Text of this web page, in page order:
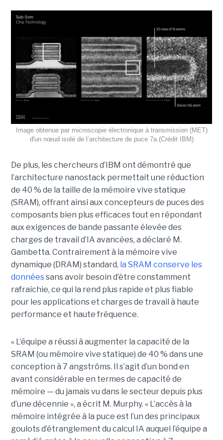
Image obtenue par microscopie électronique à transmission (MET)
d'un nœud isolé de l’architecture de puce 7a.(Crédit IBM)
De plus, les chercheurs d’IBM ont démontré que
l’architecture nanostack permettait une réduction
de 40 % de la taille de la mémoire vive statique
(SRAM), offrant ainsi aux concepteurs de puces des
composants bien plus efficaces tout en répondant
aux exigences de bande passante élevée des
charges de travail d’IA avancées, a déclaré M.
Gambetta. Contrairement à la mémoire vive
dynamique (DRAM) standard, la SRAM conserve les
donnéessans avoir besoin d’être constamment
rafraîchie, ce qui la rend plus rapide et plus fiable
pour les applications et charges de travail à haute
performance et haute fréquence.
« L’équipe a réussi à augmenter la capacité de la
SRAM (ou mémoire vive statique) de 40 % dans une
conception à 7 angströms. Il s’agit d’un bond en
avant considérable en termes de capacité de
mémoire — du jamais vu dans le secteur depuis plus
d’une décennie », a écrit M. Murphy. « L’accès à la
mémoire intégrée à la puce est l’un des principaux
goulots d’étranglement du calcul IA auquel l’équipe a